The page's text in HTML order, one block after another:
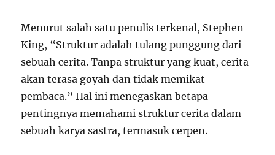
Menurut salah satu penulis terkenal, Stephen
King, “Struktur adalah tulang punggung dari
sebuah cerita. Tanpa struktur yang kuat, cerita
akan terasa goyah dan tidak memikat
pembaca.” Hal ini menegaskan betapa
pentingnya memahami struktur cerita dalam
sebuah karya sastra, termasuk cerpen.